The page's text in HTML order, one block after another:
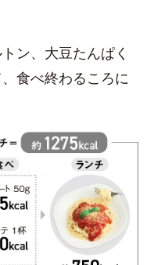
ン、大豆たんぱく
食べ終わるころに